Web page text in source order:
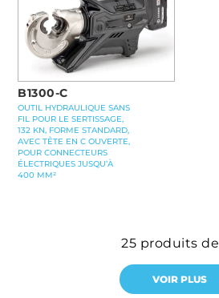
B1300-C
OUTIL HYDRAULIQUE SANS
FIL POUR LE SERTISSAGE,
132 KN, FORME STANDARD,
AVEC TÊTE EN C OUVERTE,
POUR CONNECTEURS
ÉLECTRIQUES JUSQU’À
400 MM²
25 produits de
VOIR PLUS